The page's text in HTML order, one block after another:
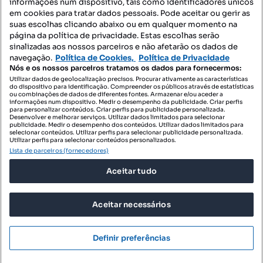
Mensagens
Ligar
Contacte-nos
SIGA-NOS:
DESCARREGAR NA:
© 2026 Imovirtual.com, OLX Portugal, S.A.
POLÍTICA DE PRIVACIDADE
informações num dispositivo, tais como identificadores únicos
em cookies para tratar dados pessoais. Pode aceitar ou gerir as
suas escolhas clicando abaixo ou em qualquer momento na
página da política de privacidade. Estas escolhas serão
sinalizadas aos nossos parceiros e não afetarão os dados de
navegação. Política de Cookies, Política de Privacidade
Nós e os nossos parceiros tratamos os dados para fornecermos:
Utilizar dados de geolocalização precisos. Procurar ativamente as características
do dispositivo para identificação. Compreender os públicos através de estatísticas
ou combinações de dados de diferentes fontes. Armazenar e/ou aceder a
informações num dispositivo. Medir o desempenho da publicidade. Criar perfis
para personalizar conteúdos. Criar perfis para publicidade personalizada.
Desenvolver e melhorar serviços. Utilizar dados limitados para selecionar
publicidade. Medir o desempenho dos conteúdos. Utilizar dados limitados para
selecionar conteúdos. Utilizar perfis para selecionar publicidade personalizada.
Utilizar perfis para selecionar conteúdos personalizados.
Lista de parceiros (fornecedores)
Aceitar tudo
Aceitar necessários
Definir preferências